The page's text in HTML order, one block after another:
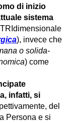
di inizio
sistema
), invece che
o solida-
) come
infatti, si
del
Persona e si